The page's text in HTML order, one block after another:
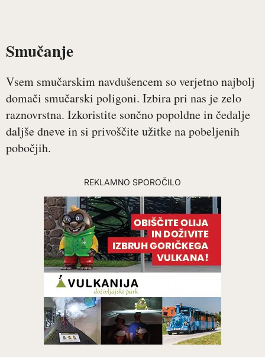
Smučanje
Vsem smučarskim navdušencem so verjetno najbolj
domači smučarski poligoni. Izbira pri nas je zelo
raznovrstna. Izkoristite sončno popoldne in čedalje
daljše dneve in si privoščite užitke na pobeljenih
pobočjih.
REKLAMNO SPOROČILO